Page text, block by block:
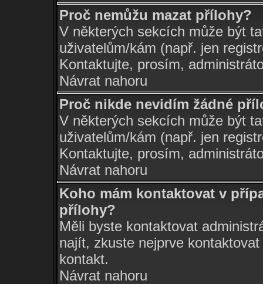
Proč nemůžu mazat přílohy?
V některých sekcích může být
uživatelům/kám (např. jen
Kontaktujte, prosím,
Návrat nahoru
Proč nikde nevidím žádné
V některých sekcích může být
uživatelům/kám (např. jen
Kontaktujte, prosím,
Návrat nahoru
Koho mám kontaktovat v
přílohy?
Měli byste kontaktovat
najít, zkuste nejprve
kontakt.
Návrat nahoru